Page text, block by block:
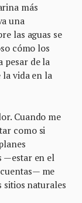
más
una
las aguas se
cómo los
pesar de la
vida en la
Cuando me
como si
—estar en el
me
sitios naturales